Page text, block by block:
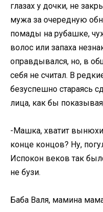
глазах у дочки, не
мужа за очередную
помады на рубашке,
волос или запаха
оправдывался, но, в
себя не считал. В
безуспешно стараясь
лица, как бы
-Машка, хватит
конце концов? Ну,
Испокон веков так
не бузи.
Баба Валя, мамина